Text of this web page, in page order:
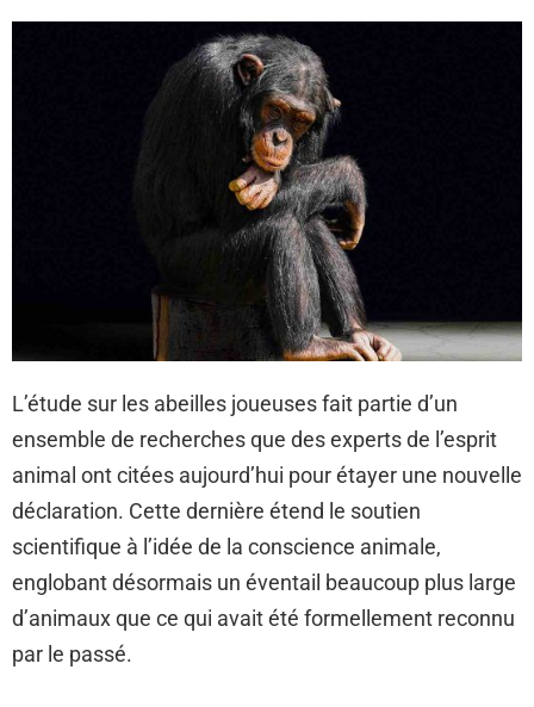
L’étude sur les abeilles joueuses fait partie d’un
ensemble de recherches que des experts de l’esprit
animal ont citées aujourd’hui pour étayer une nouvelle
déclaration. Cette dernière étend le soutien
scientifique à l’idée de la conscience animale,
englobant désormais un éventail beaucoup plus large
d’animaux que ce qui avait été formellement reconnu
par le passé.